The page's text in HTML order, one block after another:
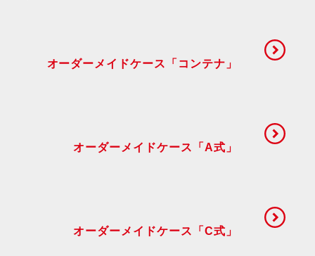
オーダーメイドケース「コンテナ」
オーダーメイドケース「A式」
オーダーメイドケース「C式」